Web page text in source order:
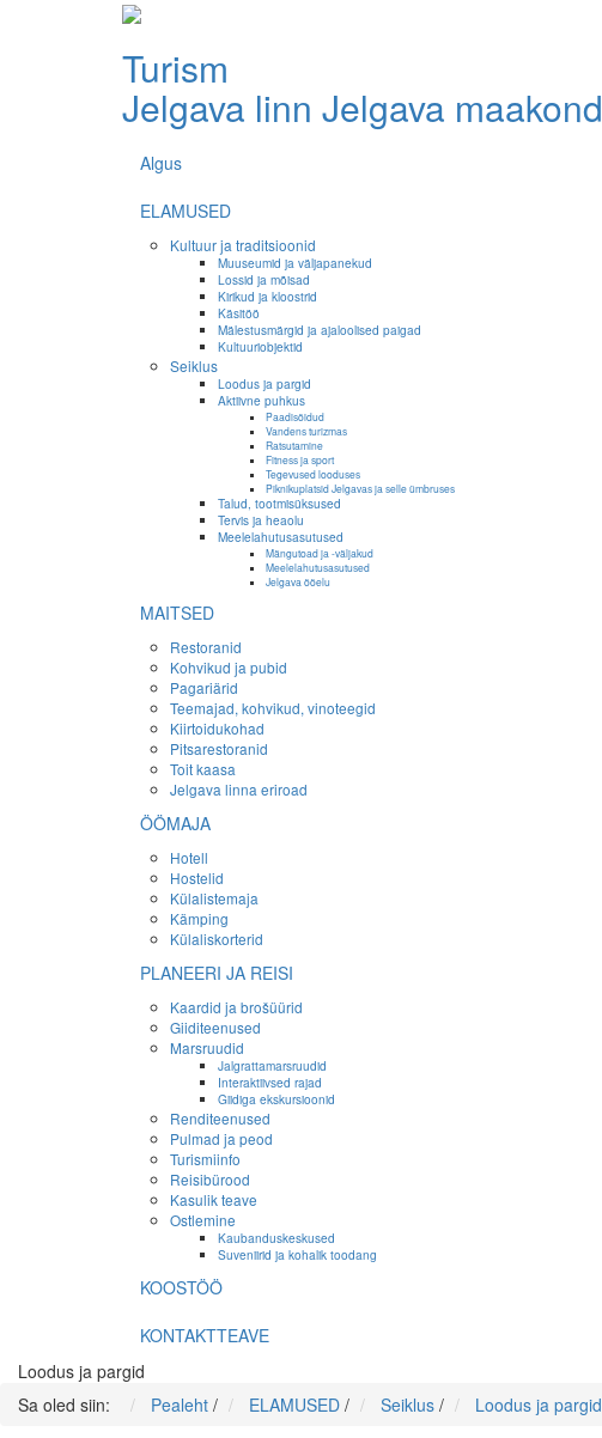
Turism
Jelgava linn Jelgava maakond
Algus
ELAMUSED
Kultuur ja traditsioonid
Muuseumid ja väljapanekud
Lossid ja mõisad
Kirikud ja kloostrid
Käsitöö
Mälestusmärgid ja ajaloolised paigad
Kultuuriobjektid
Seiklus
Loodus ja pargid
Aktiivne puhkus
Paadisõidud
Vandens turizmas
Ratsutamine
Fitness ja sport
Tegevused looduses
Piknikuplatsid Jelgavas ja selle ümbruses
Talud, tootmisüksused
Tervis ja heaolu
Meelelahutusasutused
Mängutoad ja -väljakud
Meelelahutusasutused
Jelgava ööelu
MAITSED
Restoranid
Kohvikud ja pubid
Pagariärid
Teemajad, kohvikud, vinoteegid
Kiirtoidukohad
Pitsarestoranid
Toit kaasa
Jelgava linna eriroad
ÖÖMAJA
Hotell
Hostelid
Külalistemaja
Kämping
Külaliskorterid
PLANEERI JA REISI
Kaardid ja brošüürid
Giiditeenused
Marsruudid
Jalgrattamarsruudid
Interaktiivsed rajad
Giidiga ekskursioonid
Renditeenused
Pulmad ja peod
Turismiinfo
Reisibürood
Kasulik teave
Ostlemine
Kaubanduskeskused
Suveniirid ja kohalik toodang
KOOSTÖÖ
KONTAKTTEAVE
Loodus ja pargid
Sa oled siin:
Pealeht / ELAMUSED / Seiklus / Loodus ja pargid